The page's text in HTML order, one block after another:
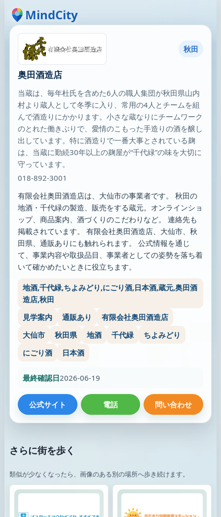
MindCity
秋田
奥田酒造店
当蔵は、毎年杜氏を含めた6人の職人集団が秋田県山内
村より蔵人として冬季に入り、常用の4人とチームを組
んで酒造りにかかります。小さな蔵なりにチームワーク
のとれた働きぶりで、愛情のこもった手造りの酒を醸し
出しています。特に酒造りで一番大事とされている麹
は、当蔵に勤続30年以上の麹屋が“千代緑”の味を大切に
守っています。
018-892-3001
有限会社奥田酒造店は、大仙市の事業者です。 秋田の
地酒・千代緑の製造、販売をする蔵元。オンラインショ
ップ、商品案内、酒づくりのこだわりなど。 連絡先も
掲載されています。 有限会社奥田酒造店、大仙市、秋
田県、通販ありにも触れられます。 公式情報を通じ
て、事業内容や取扱品目、事業者としての姿勢を落ち着
いて確かめたいときに役立ちます。
公式サイト 電話 問い合わせ
地酒,千代緑,ちよみどり,にごり酒,日本酒,蔵元,奥田酒
造店,秋田
見学案内
通販あり
有限会社奥田酒造店
大仙市
秋田県 地酒 千代緑
ちよみどり
にごり酒
日本酒
最終確認日2026-06-19
さらに街を歩く
類似が少なくなったら、画像のある別の場所へ歩き続けます。